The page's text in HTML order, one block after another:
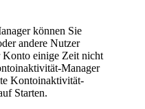
können Sie
andere Nutzer
Konto einige Zeit nicht
Manager
Kontoinaktivität-
Starten.